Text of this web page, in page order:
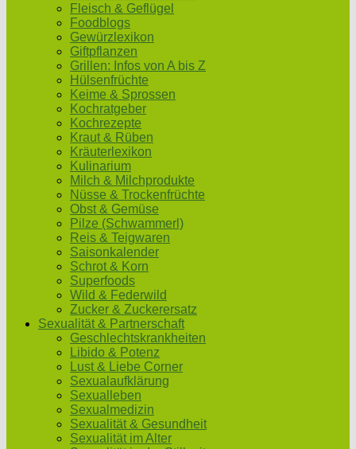
Fleisch & Geflügel
Foodblogs
Gewürzlexikon
Giftpflanzen
Grillen: Infos von A bis Z
Hülsenfrüchte
Keime & Sprossen
Kochratgeber
Kochrezepte
Kraut & Rüben
Kräuterlexikon
Kulinarium
Milch & Milchprodukte
Nüsse & Trockenfrüchte
Obst & Gemüse
Pilze (Schwammerl)
Reis & Teigwaren
Saisonkalender
Schrot & Korn
Superfoods
Wild & Federwild
Zucker & Zuckerersatz
Sexualität & Partnerschaft
Geschlechtskrankheiten
Libido & Potenz
Lust & Liebe Corner
Sexualaufklärung
Sexualleben
Sexualmedizin
Sexualität & Gesundheit
Sexualität im Alter